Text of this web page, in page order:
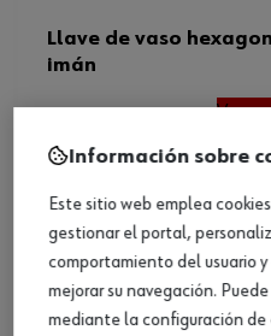
Llave de vaso
imán
Ver
Información sobre
Este sitio web emplea
gestionar el portal,
comportamiento del usuario
mejorar su navegación.
mediante la configuración